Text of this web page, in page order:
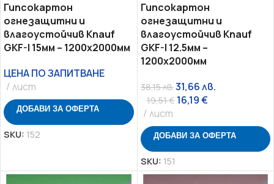
Гипсокартон
огнезащитни и
влагоустойчив Knauf
GKF-I 15мм – 1200х2000мм
ЦЕНА ПО ЗАПИТВАНЕ
лист
ДОБАВИ ЗА ОФЕРТА
SKU: 152
Гипсокартон
огнезащитни и
влагоустойчив Knauf
GKF-I 12.5мм –
1200х2000мм
38,15лв.31,66лв.
19,51€ 16,19€
лист
ДОБАВИ ЗА ОФЕРТА
SKU: 151